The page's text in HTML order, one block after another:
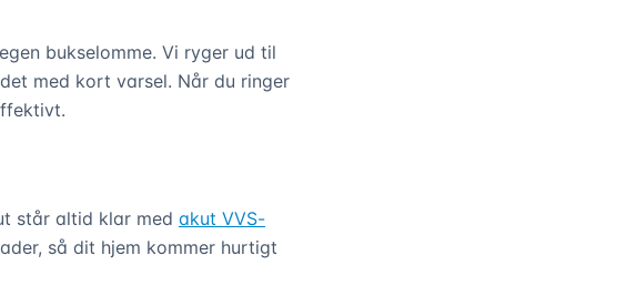
bukselomme. Vi ryger ud til
med kort varsel. Når du ringer
står altid klar med akut VVS-
så dit hjem kommer hurtigt